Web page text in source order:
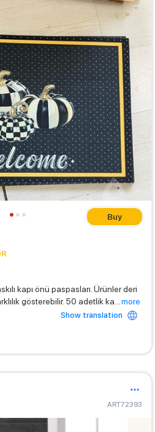
Buy
kapı önü paspasları. Ürünler deri
gösterebilir. 50 adetlik ka
more
Show translation
ART72393